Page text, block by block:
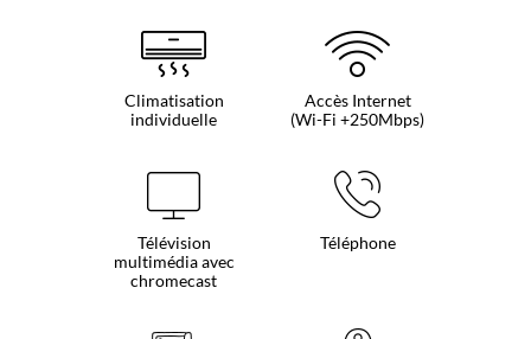
Climatisation
individuelle
Accès Internet
(Wi-Fi +250Mbps)
Télévision
multimédia avec
chromecast
Téléphone